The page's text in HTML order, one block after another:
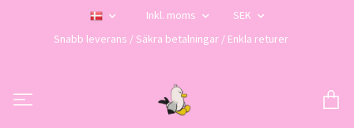
Inkl. moms
SEK
Snabb leverans / Säkra betalningar / Enkla returer